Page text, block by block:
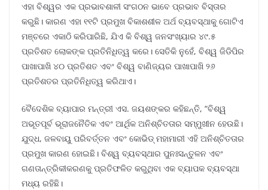
ଏହା ବିଶ୍ୱର ଏକ ପ୍ରଭାବଶାଳୀ ସଂଗଠନ ଭାବେ ପ୍ରଭାବ ବିସ୍ତାର
କରୁଛି। କାରଣ ଏହା ୧୧ଟି ପ୍ରମୁଖ ବିକାଶଶୀଳ ଅର୍ଥ ବ୍ୟବସ୍ଥାକୁ ଗୋଟିଏ
ମଞ୍ଚରେ ଏକାଠି କରିପାରିଛି, ଯିଏ କି ବିଶ୍ୱ ଜନସଂଖ୍ୟାର ୪୯.୫
ପ୍ରତିଶତ ଲୋକଙ୍କ ପ୍ରତିନିଧିତ୍ୱ କରେ। ସେତିକି ନୁହେଁ, ବିଶ୍ୱ ଜିଡିପିର
ପାଖାପାଖି ୪୦ ପ୍ରତିଶତ ଏବଂ ବିଶ୍ୱ ବାଣିଜ୍ୟର ପାଖାପାଖି ୨୬
ପ୍ରତିଶତର ପ୍ରତିନିଧିତ୍ୱ କରିଥାଏ।
ବୈଦେଶିକ ବ୍ୟାପାର ମନ୍ତ୍ରୀ ଏସ. ଜୟଶଙ୍କର କହିଛନ୍ତି, “ବିଶ୍ୱ
ଅଭୂତପୂର୍ବ ଭୂରାଜନୈତିକ ଏବଂ ଆର୍ଥିକ ଅନିଶ୍ଚିତତାର ସମ୍ମୁଖୀନ ହେଉଛି।
ଯୁଦ୍ଧ, ଜଳବାୟୁ ପରିବର୍ତ୍ତନ ଏବଂ କୋଭିଡ୍ ମହାମାରୀ ଏହି ଅନିଶ୍ଚିତତାର
ପ୍ରମୁଖ କାରଣ ହୋଇଛି। ବିଶ୍ୱ ବ୍ୟବସ୍ଥାର ପୁନଃସନ୍ତୁଳନ ଏବଂ
ଗଣତାନ୍ତ୍ରିକୀକରଣକୁ ପ୍ରତିଫଳିତ କରୁଥିବା ଏକ ବ୍ୟାପକ ବ୍ୟବସ୍ଥା
ମଧ୍ୟ ରହିଛି।